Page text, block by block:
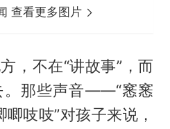
查看更多图片
，不在“讲故事”，而
。那些声音——“窸窸
唧吱吱”对孩子来说，